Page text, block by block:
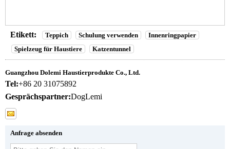
Etikett: Teppich Schulung verwenden
Innenringpapier
Spielzeug für Haustiere
Katzentunnel
Guangzhou Dolemi Haustierprodukte Co., Ltd.
Tel:+86 20 31075892
Gesprächspartner:DogLemi
Anfrage absenden